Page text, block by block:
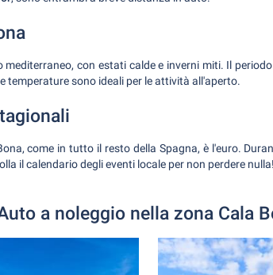
mediterraneo, con estati calde e inverni miti. Il
temperature sono ideali per le attività all'aperto.
come in tutto il resto della Spagna, è l'euro.
il calendario degli eventi locale per non perdere nulla!
a noleggio nella zona Cala